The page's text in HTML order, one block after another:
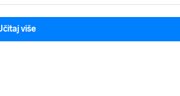
više